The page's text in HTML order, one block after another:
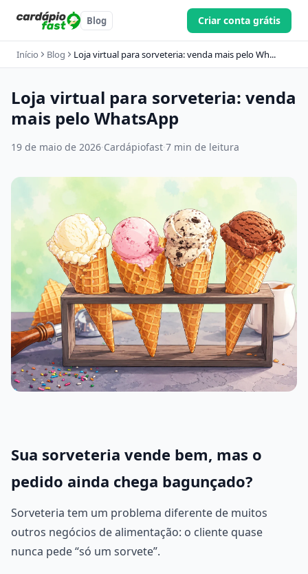
Blog Criar conta grátis
Início Blog Loja virtual para sorveteria: venda mais pelo Wh...
Loja virtual para sorveteria: venda
mais pelo WhatsApp
19 de maio de 2026·Cardápiofast·7 min de leitura
Sua sorveteria vende bem, mas o
pedido ainda chega bagunçado?
Sorveteria tem um problema diferente de muitos
outros negócios de alimentação: o cliente quase
nunca pede “só um sorvete”.